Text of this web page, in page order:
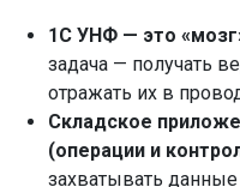
1С УНФ — это
задача — получать
отражать их в
Складское
(операции и
захватывать